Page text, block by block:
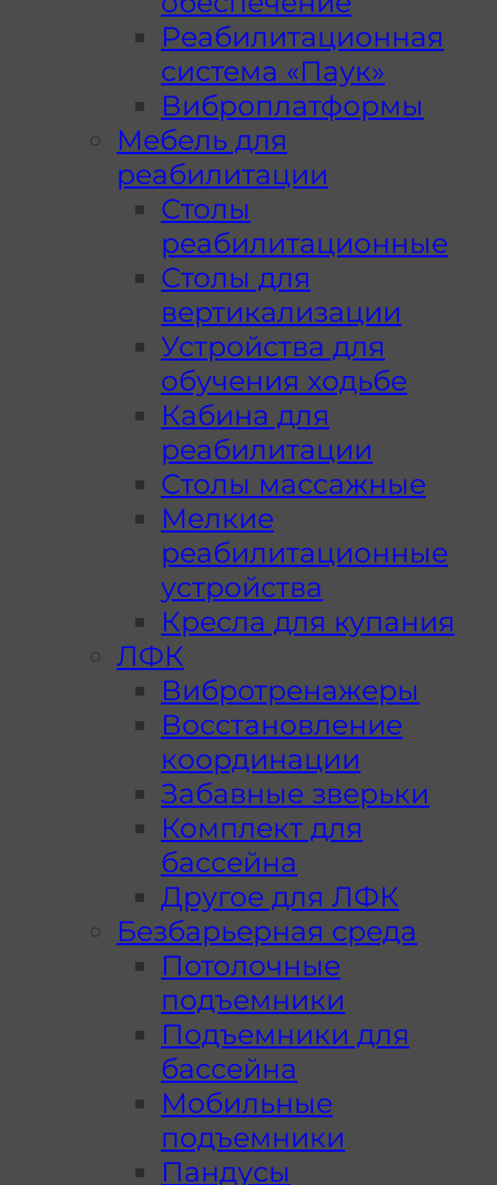
Реабилитационная
система «Паук»
Виброплатформы
Мебель для
реабилитации
Столы
реабилитационные
Столы для
вертикализации
Устройства для
обучения ходьбе
Кабина для
реабилитации
Столы массажные
Мелкие
реабилитационные
устройства
Кресла для купания
ЛФК
Вибротренажеры
Восстановление
координации
Забавные зверьки
Комплект для
бассейна
Другое для ЛФК
Безбарьерная среда
Потолочные
подъемники
Подъемники для
бассейна
Мобильные
подъемники
Пандусы